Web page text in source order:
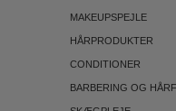
MAKEUPSPEJLE
HÅRPRODUKTER
CONDITIONER
BARBERING OG